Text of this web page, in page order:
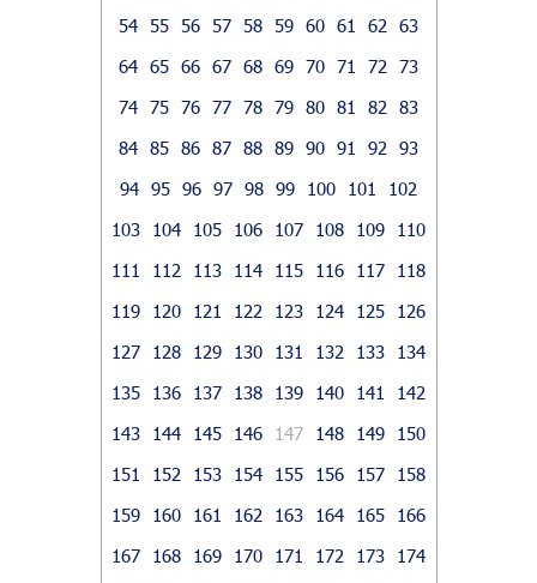
54 55 56 57 58 59 60 61 62
63
64 65 66 67 68 69 70 71 72
73
74 75 76 77 78 79 80 81 82
83
84 85 86 87 88 89 90 91 92
93
94 95 96 97 98 99 100 101
102
103
104 105 106 107 108 109
110
111
112 113 114 115 116 117
118
119
120 121 122 123 124 125
126
127
128 129 130 131 132 133
134
135
136 137 138 139 140 141
142
143
144 145 146 147 148 149
150
151
152 153 154 155 156 157
158
159
160 161 162 163 164 165
166
167
168 169 170 171 172 173
174